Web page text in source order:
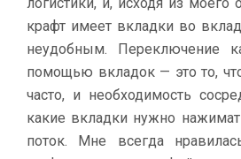
крафт имеет вкладки во
неудобным. Переключение
помощью вкладок — это то,
часто, и необходимость
какие вкладки нужно
поток. Мне всегда